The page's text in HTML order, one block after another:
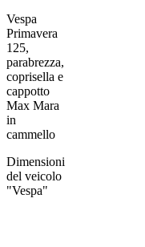
Vespa
Primavera
125,
parabrezza,
coprisella e
cappotto
Max Mara
in
cammello
Dimensioni
del veicolo
"Vespa"